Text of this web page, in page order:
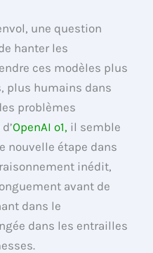
une question
hanter les
ces modèles plus
plus humains dans
problèmes
OpenAI o1, il semble
nouvelle étape dans
inédit,
avant de
dans le
dans les entrailles